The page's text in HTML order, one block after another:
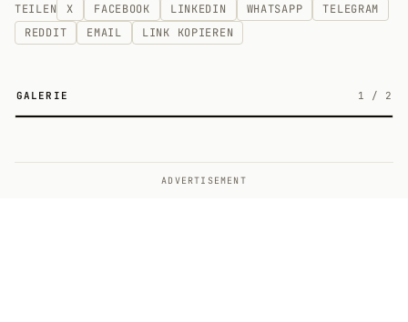
TEILEN X FACEBOOK LINKEDIN WHATSAPP
TELEGRAM
REDDIT
EMAIL LINK KOPIEREN
GALERIE 1 / 2
ADVERTISEMENT